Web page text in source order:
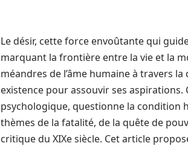
Le désir, cette force envoûtante qui
marquant la frontière entre la vie et la
méandres de l’âme humaine à travers
existence pour assouvir ses
psychologique, questionne la condition
thèmes de la fatalité, de la quête de
critique du XIXe siècle. Cet article